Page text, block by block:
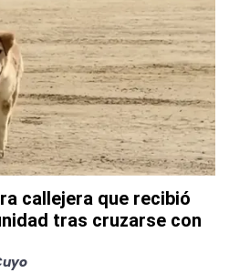
callejera que recibió
tras cruzarse con